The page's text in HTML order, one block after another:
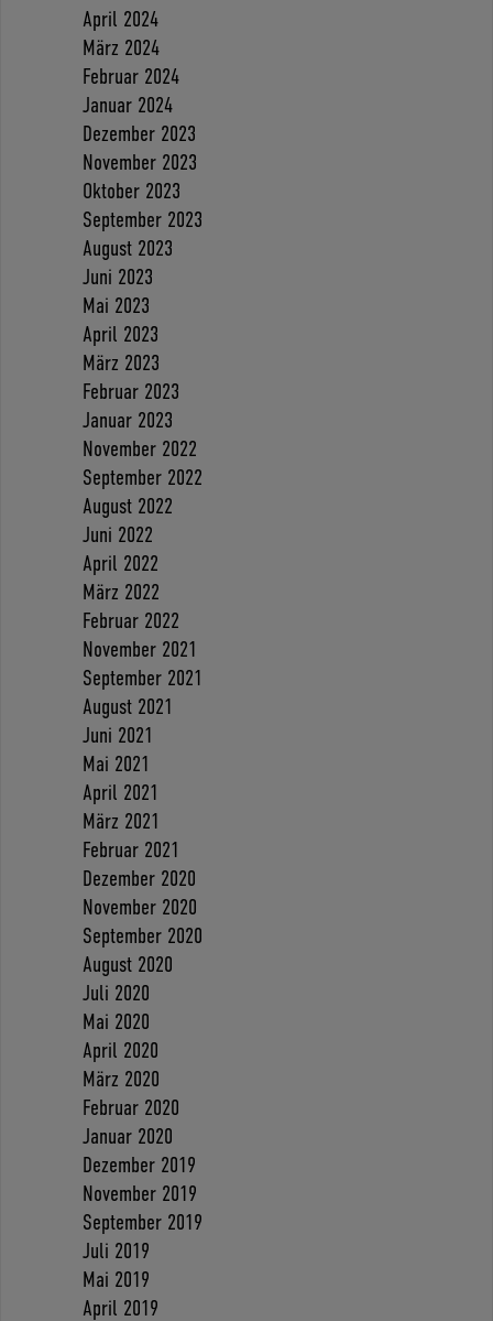
April 2024
März 2024
Februar 2024
Januar 2024
Dezember 2023
November 2023
Oktober 2023
September 2023
August 2023
Juni 2023
Mai 2023
April 2023
März 2023
Februar 2023
Januar 2023
November 2022
September 2022
August 2022
Juni 2022
April 2022
März 2022
Februar 2022
November 2021
September 2021
August 2021
Juni 2021
Mai 2021
April 2021
März 2021
Februar 2021
Dezember 2020
November 2020
September 2020
August 2020
Juli 2020
Mai 2020
April 2020
März 2020
Februar 2020
Januar 2020
Dezember 2019
November 2019
September 2019
Juli 2019
Mai 2019
April 2019